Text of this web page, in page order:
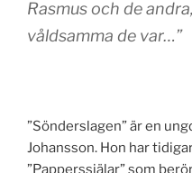
Rasmus och de
våldsamma de var…”
”Sönderslagen” är en
Johansson. Hon har